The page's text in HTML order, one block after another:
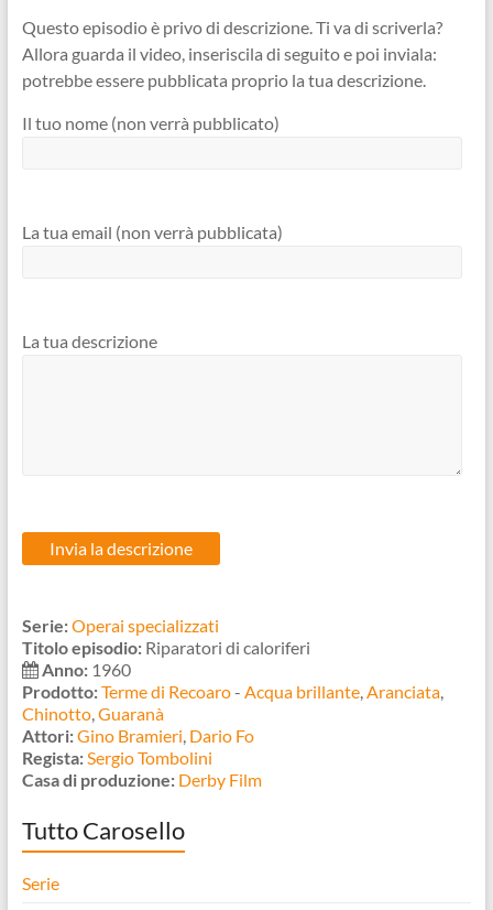
Questo episodio è privo di descrizione. Ti va di scriverla?
Allora guarda il video, inseriscila di seguito e poi inviala:
potrebbe essere pubblicata proprio la tua descrizione.
Il tuo nome (non verrà pubblicato)
La tua email (non verrà pubblicata)
La tua descrizione
Serie:Operai specializzati
Titolo episodio:Riparatori di caloriferi
Anno:1960
Prodotto:Terme di Recoaro- Acqua brillante,Aranciata,
Chinotto,Guaranà
Attori:Gino Bramieri, Dario Fo
Regista:Sergio Tombolini
Casa di produzione: Derby Film
Tutto Carosello
Serie